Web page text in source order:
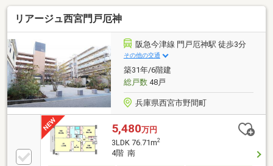
リアージュ西宮門戸厄神
阪急今津線 門戸厄神駅 徒歩3分
その他の交通
築31年/6階建
総戸数48戸
兵庫県西宮市野間町
5,480万円
3LDK 76.71m2
4階 南